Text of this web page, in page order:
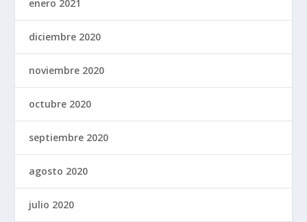
enero 2021
diciembre 2020
noviembre 2020
octubre 2020
septiembre 2020
agosto 2020
julio 2020